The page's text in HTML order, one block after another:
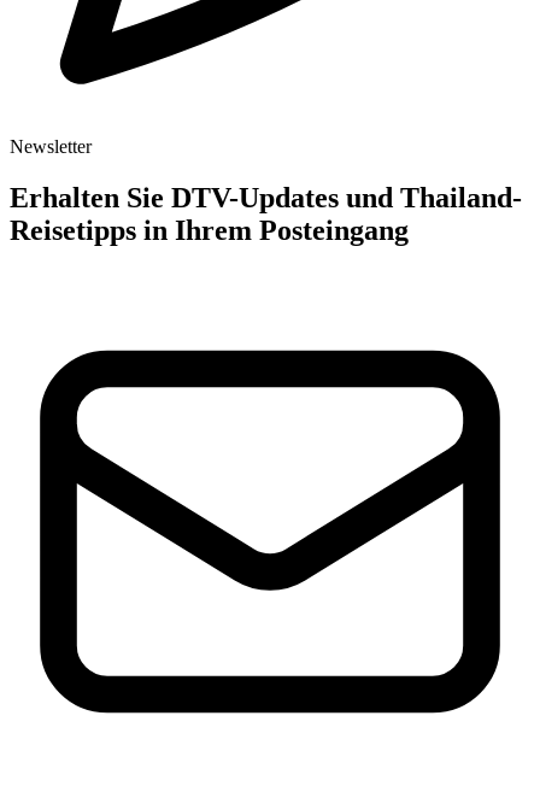
Newsletter
Erhalten Sie DTV-Updates und Thailand-
Reisetipps in Ihrem Posteingang